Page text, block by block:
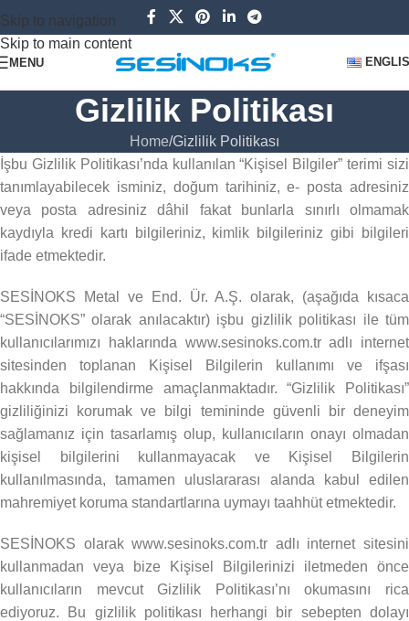
Skip to navigation
Skip to main content
MENU
Gizlilik Politikası
Home Gizlilik Politikası
İşbu Gizlilik Politikası’nda kullanılan “Kişisel Bilgiler” terimi sizi
tanımlayabilecek isminiz, doğum tarihiniz, e- posta adresiniz
veya posta adresiniz dâhil fakat bunlarla sınırlı olmamak
kaydıyla kredi kartı bilgileriniz, kimlik bilgileriniz gibi bilgileri
ifade etmektedir.
SESİNOKS Metal ve End. Ür. A.Ş. olarak, (aşağıda kısaca
“SESİNOKS” olarak anılacaktır) işbu gizlilik politikası ile tüm
kullanıcılarımızı haklarında www.sesinoks.com.tr adlı internet
sitesinden toplanan Kişisel Bilgilerin kullanımı ve ifşası
hakkında bilgilendirme amaçlanmaktadır. “Gizlilik Politikası”
gizliliğinizi korumak ve bilgi temininde güvenli bir deneyim
sağlamanız için tasarlamış olup, kullanıcıların onayı olmadan
kişisel bilgilerini kullanmayacak ve Kişisel Bilgilerin
kullanılmasında, tamamen uluslararası alanda kabul edilen
mahremiyet koruma standartlarına uymayı taahhüt etmektedir.
SESİNOKS olarak www.sesinoks.com.tr adlı internet sitesini
kullanmadan veya bize Kişisel Bilgilerinizi iletmeden önce
kullanıcıların mevcut Gizlilik Politikası’nı okumasını rica
ediyoruz. Bu gizlilik politikası herhangi bir sebepten dolayı